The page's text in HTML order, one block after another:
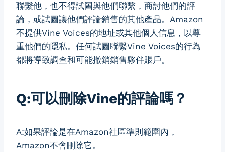
聯繫他，也不得試圖與他們聯繫，商討他們的評
論，或試圖讓他們評論銷售的其他產品。Amazon
不提供Vine Voices的地址或其他個人信息，以尊
重他們的隱私。任何試圖聯繫Vine Voices的行為
都將導致調查和可能撤銷銷售夥伴賬戶。
Q:可以刪除Vine的評論嗎？
A:如果評論是在Amazon社區準則範圍內，
Amazon不會刪除它。